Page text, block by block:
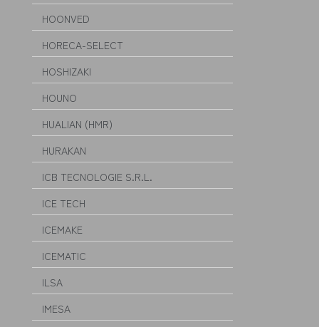
HOONVED
HORECA-SELECT
HOSHIZAKI
HOUNO
HUALIAN (HMR)
HURAKAN
ICB TECNOLOGIE S.R.L.
ICE TECH
ICEMAKE
ICEMATIC
ILSA
IMESA